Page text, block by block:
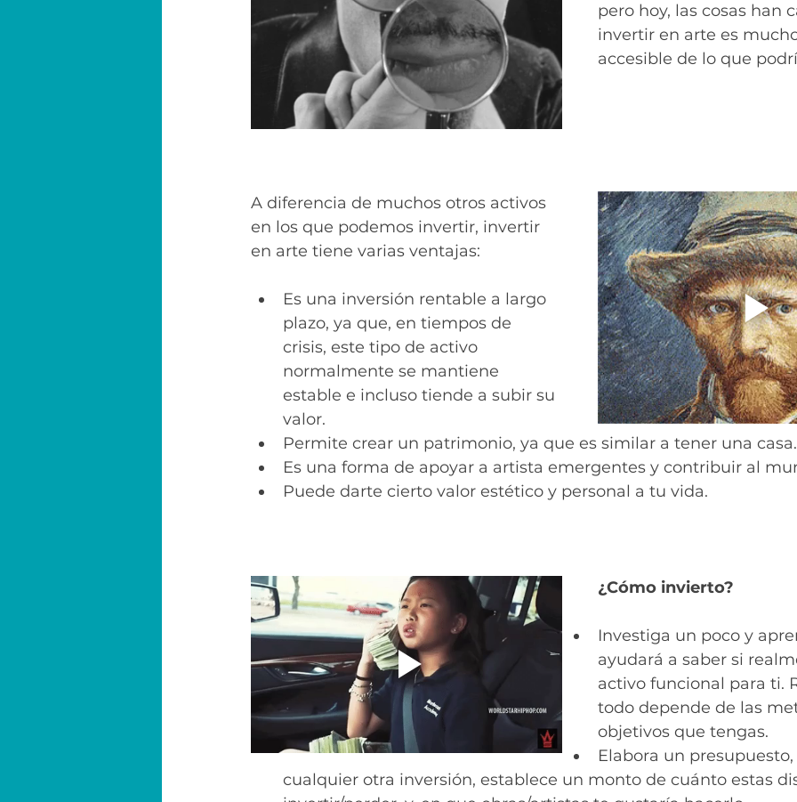
pero hoy, las cosas han
invertir en arte es
accesible de lo que
A diferencia de muchos otros activos
en los que podemos invertir, invertir
en arte tiene varias ventajas:
Es una inversión rentable a largo
plazo, ya que, en tiempos de
crisis, este tipo de activo
normalmente se mantiene
estable e incluso tiende a subir su
valor.
Permite crear un patrimonio, ya que es similar a tener una casa.
Es una forma de apoyar a artista emergentes y contribuir al
Puede darte cierto valor estético y personal a tu vida.
¿Cómo invierto?
Investiga un poco y
ayudará a saber si
activo funcional para ti.
todo depende de las
objetivos que tengas.
Elabora un
cualquier otra inversión, establece un monto de cuánto estas